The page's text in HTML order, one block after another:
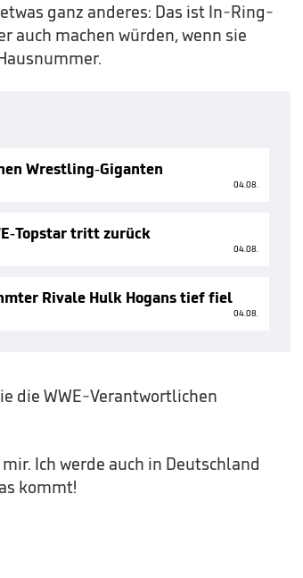
ganz anderes: Das ist In-Ring-
auch machen würden, wenn sie
Wrestling-Giganten
04.08.
Topstar tritt zurück
04.08.
Rivale Hulk Hogans tief fiel
04.08.
die WWE-Verantwortlichen
Ich werde auch in Deutschland
kommt!